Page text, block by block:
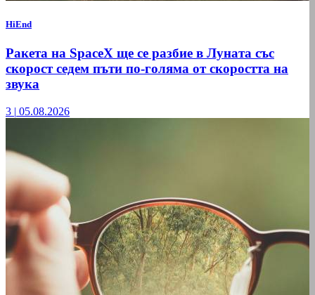
HiEnd
Ракета на SpaceX ще се разбие в Луната със
скорост седем пъти по-голяма от скоростта на
звука
3 | 05.08.2026